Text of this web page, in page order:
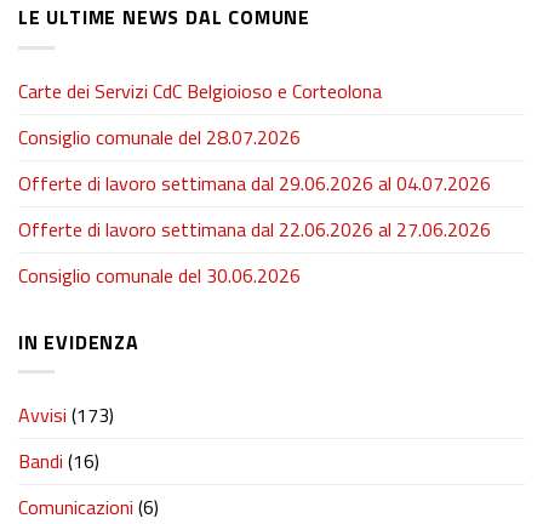
LE ULTIME NEWS DAL COMUNE
Carte dei Servizi CdC Belgioioso e Corteolona
Consiglio comunale del 28.07.2026
Offerte di lavoro settimana dal 29.06.2026 al 04.07.2026
Offerte di lavoro settimana dal 22.06.2026 al 27.06.2026
Consiglio comunale del 30.06.2026
IN EVIDENZA
Avvisi (173)
Bandi (16)
Comunicazioni (6)